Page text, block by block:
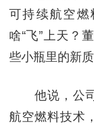
可持续航空燃
啥“飞”上天？
些小瓶里的新
他说，公司
航空燃料技术